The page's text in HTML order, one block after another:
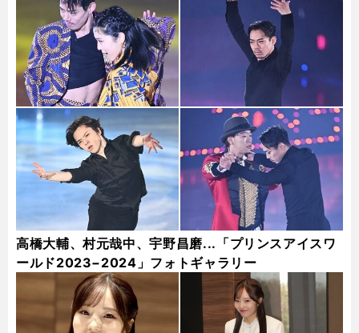
高橋大輔、村元哉中、宇野昌磨...「プリンスアイスワ
ールド2023−2024」フォトギャラリー